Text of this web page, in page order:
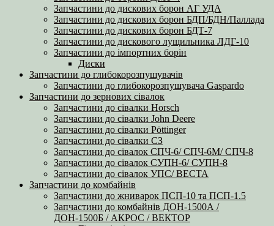
Запчастини до дискових борон АГ УДА
Запчастини до дискових борон БДП/БДН/Паллада
Запчастини до дискових борон БДТ-7
Запчастини до дискового лущильника ЛДГ-10
Запчастини до імпортних борін
Диски
Запчастини до глибокорозпушувачів
Запчастини до глибокорозпушувача Gaspardo
Запчастини до зернових сівалок
Запчастини до сівалки Horsch
Запчастини до сівалки John Deere
Запчастини до сівалки Pöttinger
Запчастини до сівалки СЗ
Запчастини до сівалок СПЧ-6/ СПЧ-6М/ СПЧ-8
Запчастини до сівалок СУПН-6/ СУПН-8
Запчастини до сівалок УПС/ ВЕСТА
Запчастини до комбайнів
Запчастини до жниварок ПСП-10 та ПСП-1.5
Запчастини до комбайнів ДОН-1500А /
ДОН-1500Б / АКРОС / ВЕКТОР